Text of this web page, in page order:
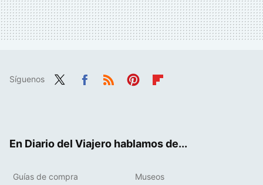
Síguenos
En Diario del Viajero hablamos de...
Guías de compra Museos